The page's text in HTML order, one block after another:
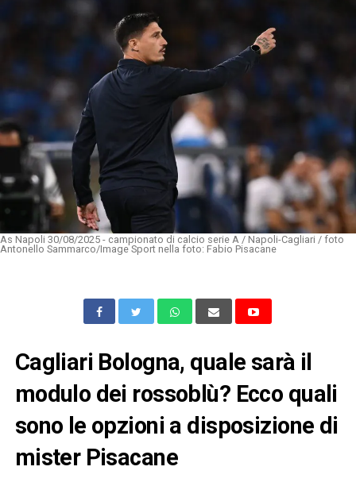
As Napoli 30/08/2025 - campionato di calcio serie A / Napoli-Cagliari / foto
Antonello Sammarco/Image Sport nella foto: Fabio Pisacane
Cagliari Bologna, quale sarà il
modulo dei rossoblù? Ecco quali
sono le opzioni a disposizione di
mister Pisacane